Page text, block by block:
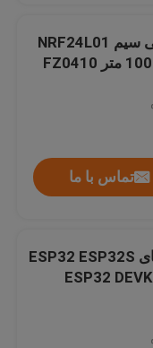
ماژول وای فای بی سیم NRF24L01
تماس با ما
برد توسعه وای فای ESP32 ESP32S
ESP32